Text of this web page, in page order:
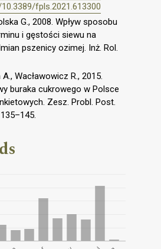
fpls.2021.613300
G., 2008. Wpływ sposobu
i gęstości siewu na
pszenicy ozimej. Inż. Rol.
Wacławowicz R., 2015.
buraka cukrowego w Polsce
Zesz. Probl. Post.